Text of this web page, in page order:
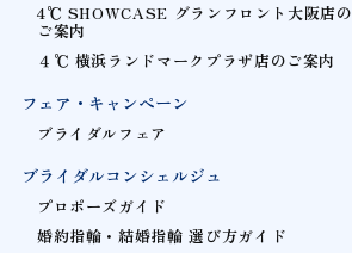
4℃ SHOWCASE グランフロント大阪店の
ご案内
４℃ 横浜ランドマークプラザ店のご案内
フェア・キャンペーン
ブライダルフェア
ブライダルコンシェルジュ
プロポーズガイド
婚約指輪・結婚指輪 選び方ガイド